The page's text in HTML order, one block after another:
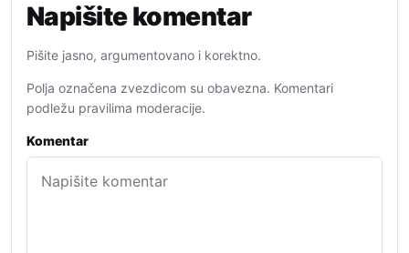
Napišite komentar
Pišite jasno, argumentovano i korektno.
Polja označena zvezdicom su obavezna. Komentari
podležu pravilima moderacije.
Komentar